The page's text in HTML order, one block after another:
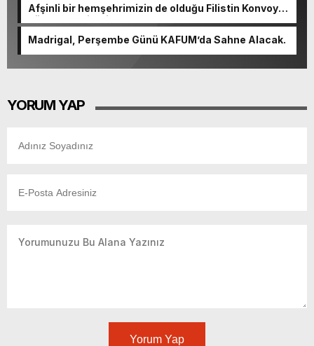
Afşinli bir hemşehrimizin de olduğu Filistin Konvoyu,
güçlenerek ilerliyor.
Madrigal, Perşembe Günü KAFUM’da Sahne Alacak.
YORUM YAP
Yorum Yap